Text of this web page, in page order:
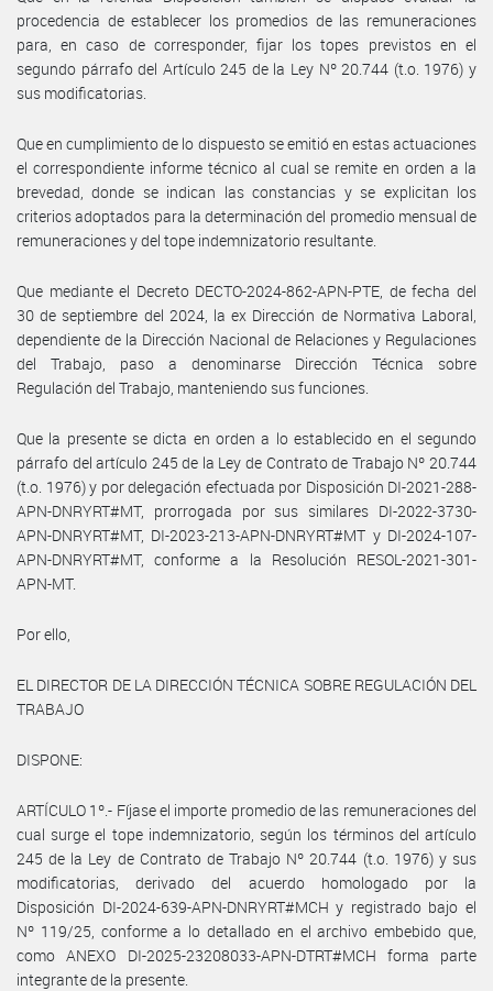
procedencia de establecer los promedios de las remuneraciones
para, en caso de corresponder, fijar los topes previstos en el
segundo párrafo del Artículo 245 de la Ley Nº 20.744 (t.o. 1976) y
sus modificatorias.
Que en cumplimiento de lo dispuesto se emitió en estas actuaciones
el correspondiente informe técnico al cual se remite en orden a la
brevedad, donde se indican las constancias y se explicitan los
criterios adoptados para la determinación del promedio mensual de
remuneraciones y del tope indemnizatorio resultante.
Que mediante el Decreto DECTO-2024-862-APN-PTE, de fecha del
30 de septiembre del 2024, la ex Dirección de Normativa Laboral,
dependiente de la Dirección Nacional de Relaciones y Regulaciones
del Trabajo, paso a denominarse Dirección Técnica sobre
Regulación del Trabajo, manteniendo sus funciones.
Que la presente se dicta en orden a lo establecido en el segundo
párrafo del artículo 245 de la Ley de Contrato de Trabajo Nº 20.744
(t.o. 1976) y por delegación efectuada por Disposición DI-2021-288-
APN-DNRYRT#MT, prorrogada por sus similares DI-2022-3730-
APN-DNRYRT#MT, DI-2023-213-APN-DNRYRT#MT y DI-2024-107-
APN-DNRYRT#MT, conforme a la Resolución RESOL-2021-301-
APN-MT.
Por ello,
EL DIRECTOR DE LA DIRECCIÓN TÉCNICA SOBRE REGULACIÓN DEL
TRABAJO
DISPONE:
ARTÍCULO 1º.- Fíjase el importe promedio de las remuneraciones del
cual surge el tope indemnizatorio, según los términos del artículo
245 de la Ley de Contrato de Trabajo Nº 20.744 (t.o. 1976) y sus
modificatorias, derivado del acuerdo homologado por la
Disposición DI-2024-639-APN-DNRYRT#MCH y registrado bajo el
Nº 119/25, conforme a lo detallado en el archivo embebido que,
como ANEXO DI-2025-23208033-APN-DTRT#MCH forma parte
integrante de la presente.